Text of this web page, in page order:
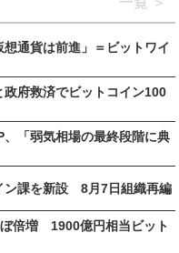
想通貨は前進」＝ビットワイ
府救済でビットコイン100
「弱気相場の最終段階に典
ン課を新設 8月7日組織再編
倍増 1900億円相当ビット